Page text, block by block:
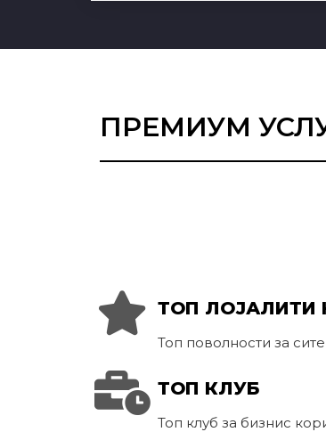
ПРЕМИУМ
ТОП ЛОЈАЛИТИ
Топ поволности за
ТОП КЛУБ
Топ клуб за бизнис